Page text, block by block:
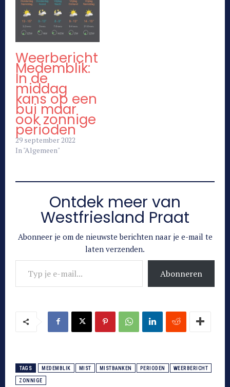
Weerbericht
Medemblik:
In de
middag
kans op een
bui maar
ook zonnige
perioden
29 september 2022
In "Algemeen"
Ontdek meer van
Westfriesland Praat
Abonneer je om de nieuwste berichten naar je e-mail te
laten verzenden.
Typ je e-mail...
Abonneren
TAGS MEDEMBLIK MIST MISTBANKEN PERIODEN WEERBERICHT
ZONNIGE